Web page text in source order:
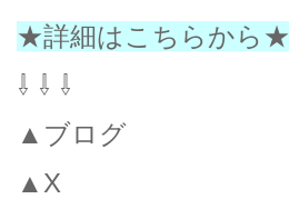
★詳細はこちらから★
⇩ ⇩ ⇩
▲ブログ
▲X